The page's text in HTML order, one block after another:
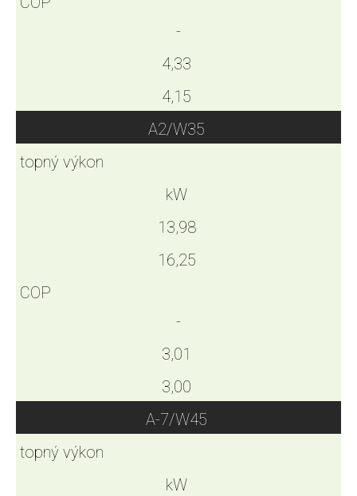
-
4,33
4,15
A2/W35
topný výkon
kW
13,98
16,25
COP
-
3,01
3,00
A-7/W45
topný výkon
kW